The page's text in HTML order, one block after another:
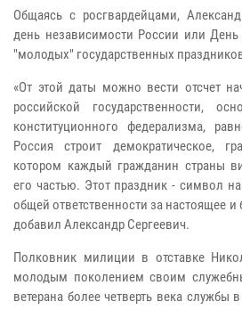
Общаясь с росгвардейцами,
день независимости России или
"молодых" государственных
«От этой даты можно вести отсчет
российской государственности,
конституционного федерализма,
Россия строит демократическое,
котором каждый гражданин страны
его частью. Этот праздник - символ
общей ответственности за настоящее
добавил Александр Сергеевич.
Полковник милиции в отставке
молодым поколением своим
ветерана более четверть века службы